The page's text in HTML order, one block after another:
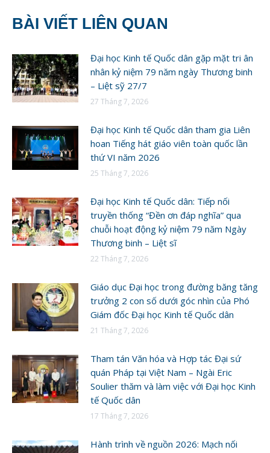
BÀI VIẾT LIÊN QUAN
Đại học Kinh tế Quốc dân gặp mặt tri ân
nhân kỷ niệm 79 năm ngày Thương binh
– Liệt sỹ 27/7
27 Tháng 7, 2026
Đại học Kinh tế Quốc dân tham gia Liên
hoan Tiếng hát giáo viên toàn quốc lần
thứ VI năm 2026
25 Tháng 7, 2026
Đại học Kinh tế Quốc dân: Tiếp nối
truyền thống “Đền ơn đáp nghĩa” qua
chuỗi hoạt động kỷ niệm 79 năm Ngày
Thương binh – Liệt sĩ
22 Tháng 7, 2026
Giáo dục Đại học trong đường băng tăng
trưởng 2 con số dưới góc nhìn của Phó
Giám đốc Đại học Kinh tế Quốc dân
21 Tháng 7, 2026
Tham tán Văn hóa và Hợp tác Đại sứ
quán Pháp tại Việt Nam – Ngài Eric
Soulier thăm và làm việc với Đại học Kinh
tế Quốc dân
17 Tháng 7, 2026
Hành trình về nguồn 2026: Mạch nối